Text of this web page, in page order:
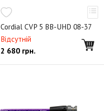
Cordial CVP 5 BB-UHD 08-37
Відсутній
2 680 грн.